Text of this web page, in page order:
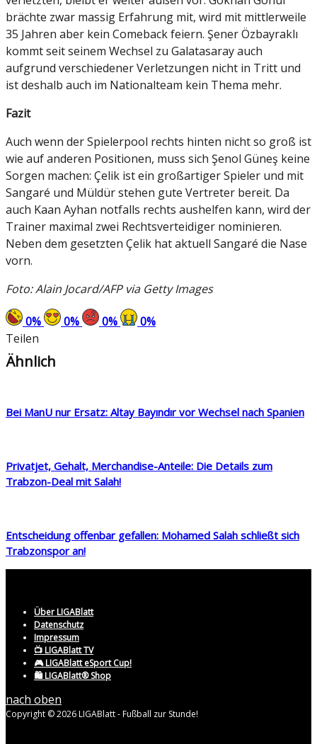
brächte zwar massig Erfahrung mit, wird mit mittlerweile
35 Jahren aber kein Comeback feiern. Şener Özbayraklı
kommt seit seinem Wechsel zu Galatasaray auch
aufgrund verschiedener Verletzungen nicht in Tritt und
ist deshalb auch im Nationalteam kein Thema mehr.
Fazit
Auch wenn der Spielerpool rechts hinten nicht so groß ist
wie auf anderen Positionen, muss sich Şenol Güneş keine
Sorgen machen: Çelik ist ein großartiger Spieler und mit
Sangaré und Müldür stehen gute Vertreter bereit. Da
auch Kaan Ayhan notfalls rechts aushelfen kann, wird der
Trainer maximal zwei Rechtsverteidiger nominieren.
Neben dem gesetzten Çelik hat aktuell Sangaré die Nase
vorn.
Foto: Alain Jocard/AFP via Getty Images
0% 0% 0% 0%
Teilen
Ähnlich
Bei ManU nur Ersatz: Altay Bayındır vor Wechsel nach Spanien
Privatjet, Gehalt, Merchandise-Anteile: Die Details zum
Trabzon-Deal mit Salah!
Entscheidung offenbar gefallen: Mohamed Salah schließt sich
Trabzonspor an!
Über LIGABlatt
Datenschutz
Impressum
📺 LIGABlatt TV
🎮 LIGABlatt eSport Cup!
🛍️ LIGABlatt® Shop
nach oben
Copyright © 2026 LIGABlatt - Fußball zur Stunde!